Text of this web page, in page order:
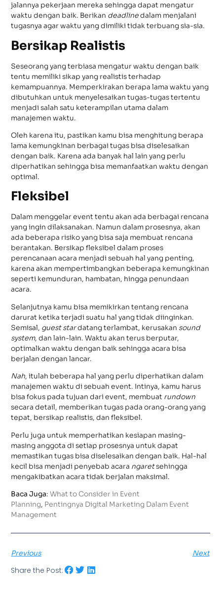
jalannya pekerjaan mereka sehingga dapat mengatur
waktu dengan baik. Berikan deadlinedalam menjalani
tugasnya agar waktu yang dimiliki tidak terbuang sia-sia.
Bersikap Realistis
Seseorang yang terbiasa mengatur waktu dengan baik
tentu memiliki sikap yang realistis terhadap
kemampuannya. Memperkirakan berapa lama waktu yang
dibutuhkan untuk menyelesaikan tugas-tugas tertentu
menjadi salah satu keterampilan utama dalam
manajemen waktu.
Oleh karena itu, pastikan kamu bisa menghitung berapa
lama kemungkinan berbagai tugas bisa diselesaikan
dengan baik. Karena ada banyak hal lain yang perlu
diperhatikan sehingga bisa memanfaatkan waktu dengan
optimal.
Fleksibel
Dalam menggelar event tentu akan ada berbagai rencana
yang ingin dilaksanakan. Namun dalam prosesnya, akan
ada beberapa risiko yang bisa saja membuat rencana
berantakan. Bersikap fleksibel dalam proses
perencanaan acara menjadi sebuah hal yang penting,
karena akan mempertimbangkan beberapa kemungkinan
seperti kemunduran, hambatan, hingga penundaan
acara.
Selanjutnya kamu bisa memikirkan tentang rencana
darurat ketika terjadi suatu hal yang tidak diinginkan.
Semisal, guest stardatang terlambat, kerusakan sound
system, dan lain-lain. Waktu akan terus berputar,
optimalkan waktu dengan baik sehingga acara bisa
berjalan dengan lancar.
Nah, itulah beberapa hal yang perlu diperhatikan dalam
manajemen waktu di sebuah event. Intinya, kamu harus
bisa fokus pada tujuan dari event, membuat rundown
secara detail, memberikan tugas pada orang-orang yang
tepat, bersikap realistis, dan fleksibel.
Perlu juga untuk memperhatikan kesiapan masing-
masing anggota di setiap prosesnya untuk dapat
memastikan tugas bisa diselesaikan dengan baik. Hal-hal
kecil bisa menjadi penyebab acara ngaretsehingga
mengakibatkan acara tidak berjalan maksimal.
Baca Juga:What to Consider in Event
Planning, Pentingnya Digital Marketing Dalam Event
Management
Previous Next
Share the Post: